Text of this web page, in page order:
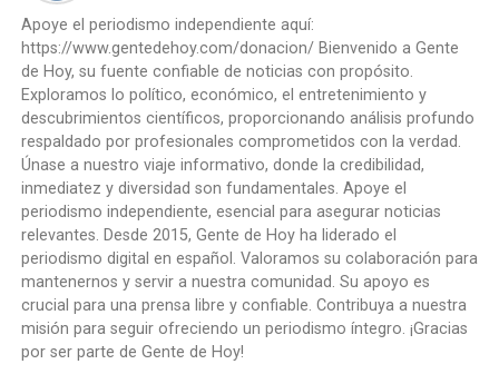
Apoye el periodismo independiente aquí:
https://www.gentedehoy.com/donacion/ Bienvenido a Gente
de Hoy, su fuente confiable de noticias con propósito.
Exploramos lo político, económico, el entretenimiento y
descubrimientos científicos, proporcionando análisis profundo
respaldado por profesionales comprometidos con la verdad.
Únase a nuestro viaje informativo, donde la credibilidad,
inmediatez y diversidad son fundamentales. Apoye el
periodismo independiente, esencial para asegurar noticias
relevantes. Desde 2015, Gente de Hoy ha liderado el
periodismo digital en español. Valoramos su colaboración para
mantenernos y servir a nuestra comunidad. Su apoyo es
crucial para una prensa libre y confiable. Contribuya a nuestra
misión para seguir ofreciendo un periodismo íntegro. ¡Gracias
por ser parte de Gente de Hoy!